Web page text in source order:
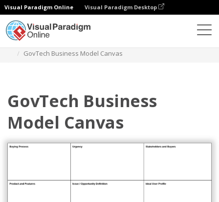
Visual Paradigm Online Visual Paradigm Desktop
GovTech Business Model Canvas
GovTech Business
Model Canvas